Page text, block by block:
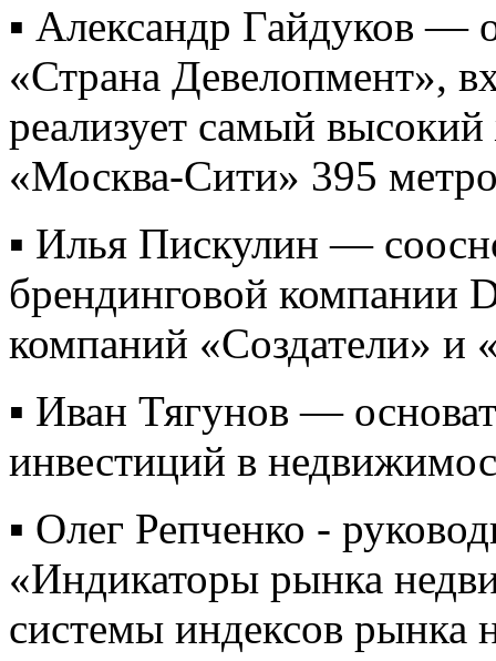
▪️ Александр Гайдуков —
«Страна Девелопмент»,
реализует самый
«Москва-Сити» 395
▪️ Илья Пискулин —
брендинговой компании
компаний «Создатели» и
▪️ Иван Тягунов —
инвестиций в
▪️ Олег Репченко -
«Индикаторы рынка
системы индексов рынка